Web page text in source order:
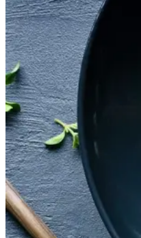
SatjaSatja de
pollopollo
Gem opskrift
Aftensmad